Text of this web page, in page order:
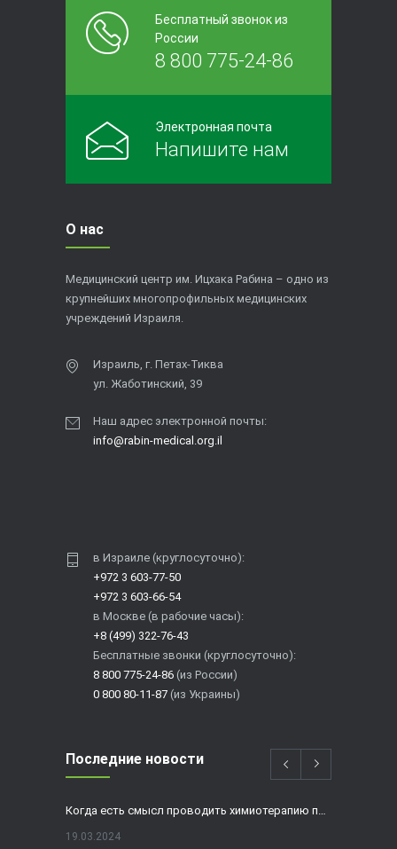
Бесплатный звонок из
России
8 800 775-24-86
Электронная почта
Напишите нам
О нас
Медицинский центр им. Ицхака Рабина – одно из
крупнейших многопрофильных медицинских
учреждений Израиля.
Израиль, г. Петах-Тиква
ул. Жаботинский, 39
Наш адрес электронной почты:
info@rabin-medical.org.il
в Израиле (круглосуточно):
+972 3 603-77-50
+972 3 603-66-54
в Москве (в рабочие часы):
+8 (499) 322-76-43
Бесплатные звонки (круглосуточно):
8 800 775-24-86 (из России)
0 800 80-11-87 (из Украины)
Последние новости
19.03.2024